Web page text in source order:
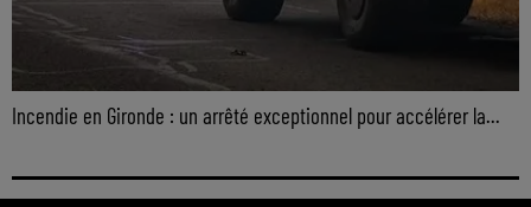
Incendie en Gironde : un arrêté exceptionnel pour accélérer la...